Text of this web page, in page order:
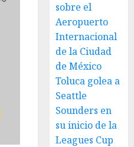
sobre el
Aeropuerto
Internacional
de la Ciudad
de México
Toluca golea a
Seattle
Sounders en
su inicio de la
Leagues Cup